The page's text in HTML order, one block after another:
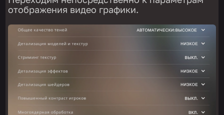
отображения видео графики.